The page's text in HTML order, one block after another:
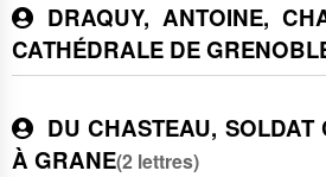
DRAQUY, ANTOINE,
CATHÉDRALE DE
DU CHASTEAU, SOLDAT
À GRANE(2 lettres)